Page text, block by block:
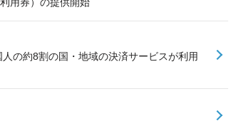
の約8割の国・地域の決済サービスが利用